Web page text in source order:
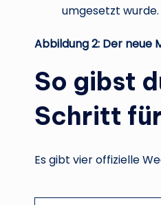
umgesetzt wurde.
Abbildung 2: Der neue
So gibst
Schritt
Es gibt vier offizielle